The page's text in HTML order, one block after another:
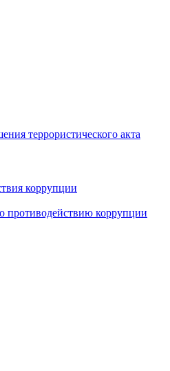
террористического акта
коррупции
противодействию коррупции